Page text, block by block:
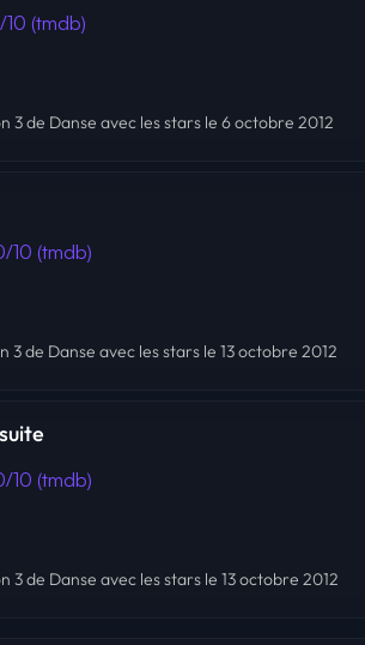
(tmdb)
3 de Danse avec les stars le 6 octobre 2012
10 (tmdb)
3 de Danse avec les stars le 13 octobre 2012
10 (tmdb)
3 de Danse avec les stars le 13 octobre 2012